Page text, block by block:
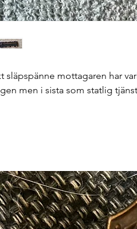
släpspänne mottagaren har
men i sista som statlig